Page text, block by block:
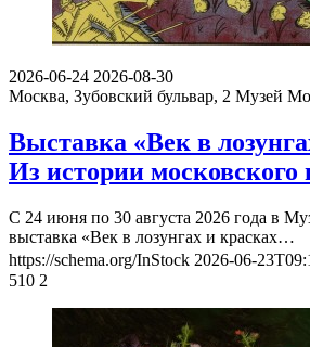
2026-06-24 2026-08-30
Москва, Зубовский бульвар, 2 Музей
Выставка «Век в
Из истории московского
С 24 июня по 30 августа 2026 года в
выставка «Век в лозунгах и красках…
https://schema.org/InStock 2026-06-
510 2